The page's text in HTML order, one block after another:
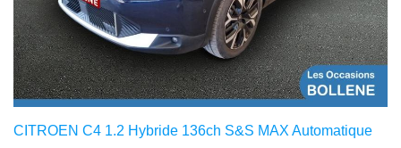
CITROEN C4 1.2 Hybride 136ch S&S MAX Automatique